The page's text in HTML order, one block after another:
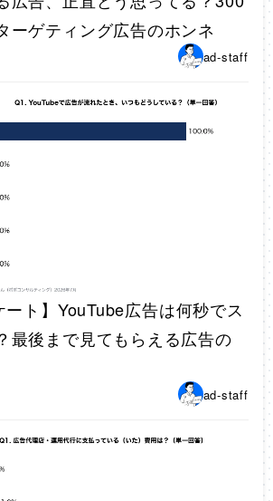
ーゲティング広告のホンネ
ad-staff
ート】YouTube広告は何秒でス
最後まで見てもらえる広告の
ad-staff